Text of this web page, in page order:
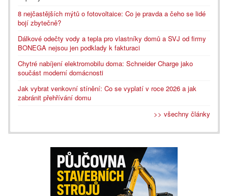
8 nejčastějších mýtů o fotovoltaice: Co je pravda a čeho se lidé
bojí zbytečně?
Dálkové odečty vody a tepla pro vlastníky domů a SVJ od firmy
BONEGA nejsou jen podklady k fakturaci
Chytré nabíjení elektromobilu doma: Schneider Charge jako
součást moderní domácnosti
Jak vybrat venkovní stínění: Co se vyplatí v roce 2026 a jak
zabránit přehřívání domu
>> všechny články